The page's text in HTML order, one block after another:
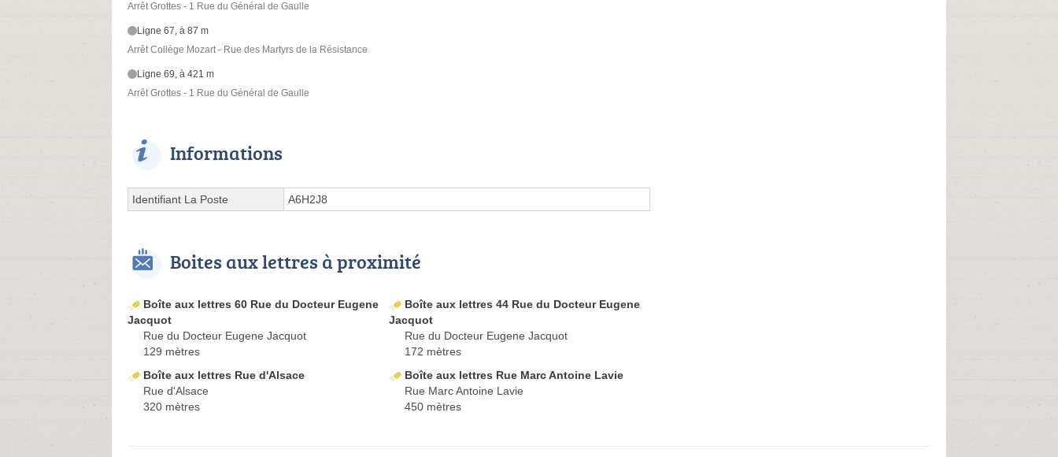
Arrêt Grottes - 1 Rue du Général de Gaulle
Ligne 67, à 87 m
Arrêt Collège Mozart - Rue des Martyrs de la Résistance
Ligne 69, à 421 m
Arrêt Grottes - 1 Rue du Général de Gaulle
Informations
Identifiant La Poste A6H2J8
Boites aux lettres à proximité
Boîte aux lettres 60 Rue du Docteur Eugene
Jacquot
Rue du Docteur Eugene Jacquot
129 mètres
Boîte aux lettres 44 Rue du Docteur Eugene
Jacquot
Rue du Docteur Eugene Jacquot
172 mètres
Boîte aux lettres Rue d'Alsace
Rue d'Alsace
320 mètres
Boîte aux lettres Rue Marc Antoine Lavie
Rue Marc Antoine Lavie
450 mètres